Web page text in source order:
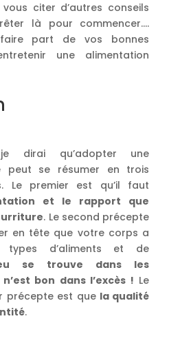
citer d’autres conseils
là pour commencer….
part de vos bonnes
une alimentation
dirai qu’adopter une
peut se résumer en trois
Le premier est qu’il faut
et le rapport que
. Le second précepte
en tête que votre corps a
d’aliments et de
se trouve dans les
bon dans l’excès ! Le
précepte est que la qualité
.